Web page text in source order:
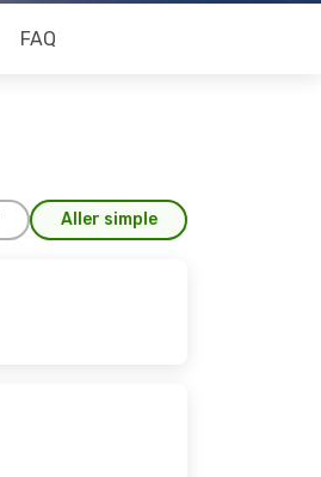
FAQ
Aller simple